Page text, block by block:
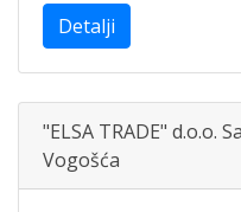
Detalji
"ELSA TRADE" d.o.o.
Vogošća